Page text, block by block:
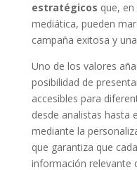
estratégicos que,
mediática, pueden
campaña exitosa y
Uno de los valores
posibilidad de
accesibles para
desde analistas hasta
mediante la
que garantiza que
información relevante